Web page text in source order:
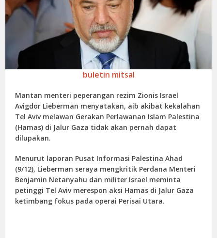
buletin mitsal
Mantan menteri peperangan rezim Zionis Israel
Avigdor Lieberman menyatakan, aib akibat kekalahan
Tel Aviv melawan Gerakan Perlawanan Islam Palestina
(Hamas) di Jalur Gaza tidak akan pernah dapat
dilupakan.
Menurut laporan Pusat Informasi Palestina Ahad
(9/12), Lieberman seraya mengkritik Perdana Menteri
Benjamin Netanyahu dan militer Israel meminta
petinggi Tel Aviv merespon aksi Hamas di Jalur Gaza
ketimbang fokus pada operai Perisai Utara.